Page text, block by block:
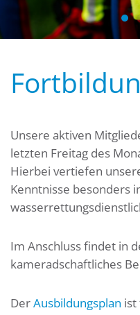
Unsere aktiven
letzten Freitag des
Hierbei vertiefen
Kenntnisse besonders
Im Anschluss findet in
kameradschaftliches
DerAusbildungsplan ist